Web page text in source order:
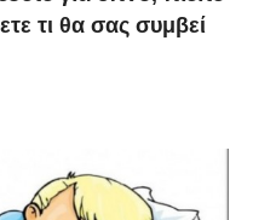
τι θα σας συμβεί